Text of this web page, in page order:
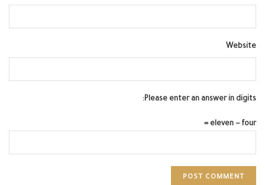
Website
Please enter an answer in digits:
eleven − four =